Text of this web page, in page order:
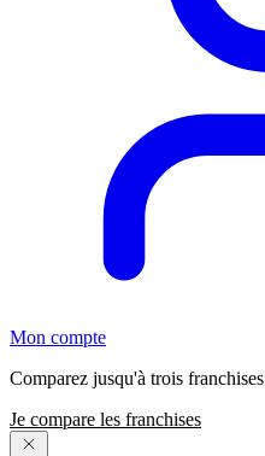
Mon compte
Comparez jusqu'à trois franchises
Je compare les franchises